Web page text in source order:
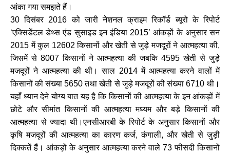
आंका गया समझते हैं।
30 दिसंबर2016 को जारी नेशनल क्राइम रिकॉर्ड ब्यूरो के रिपोर्ट
‘एक्सिडेंटल डेथ्स एंड सुसाइड इन इंडिया2015’आंकड़ों के अनुसार सन
2015 में कुल 12602किसानों और खेती से जुड़े मजदूरों ने आत्महत्या की,
जिसमें से 8007 किसानों ने आत्महत्या की जबकि 4595 खेती से जुड़े
मजदूरों ने आत्महत्या की थी। साल 2014में आत्महत्या करने वालों में
किसानों की संख्या5650तथा खेती से जुड़े मजदूरों की संख्या 6710थी।
यहाँ ध्यान देने योग्य बात यह है कि किसानों की आत्महत्या के इन आंकड़ों में
छोटे और सीमांत किसानों की आत्महत्या मध्यम और बड़े किसानों की
आत्महत्या से ज्यादा थी।एनसीआरबी के रिपोर्ट के अनुसार किसानों और
कृषि मजदूरों की आत्महत्या का कारण कर्ज,कंगाली,और खेती से जुड़ी
दिक्कतें हैं। आंकड़ों के अनुसार आत्महत्या करने वाले73 फीसदी किसानों